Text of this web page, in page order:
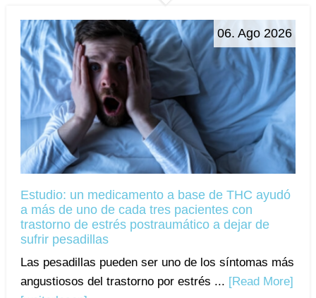
06. Ago 2026
Estudio: un medicamento a base de THC ayudó
a más de uno de cada tres pacientes con
trastorno de estrés postraumático a dejar de
sufrir pesadillas
Las pesadillas pueden ser uno de los síntomas más
angustiosos del trastorno por estrés ... [Read More]